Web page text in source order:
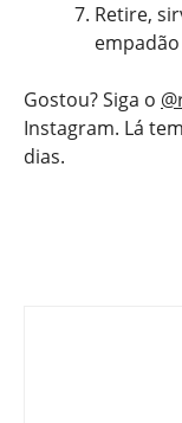
Retire,
Gostou? Siga o
Instagram. Lá
dias.